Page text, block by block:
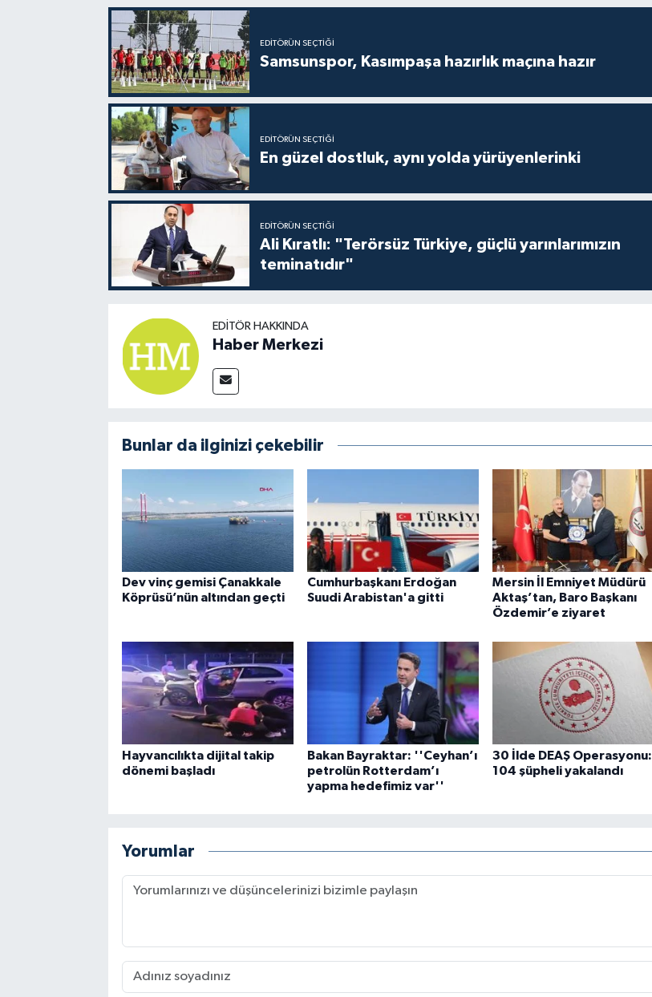
EDITÖRÜN SEÇTIĞI
Samsunspor, Kasımpaşa hazırlık maçına hazır
EDITÖRÜN SEÇTIĞI
En güzel dostluk, aynı yolda yürüyenlerinki
EDITÖRÜN SEÇTIĞI
Ali Kıratlı: "Terörsüz Türkiye, güçlü yarınlarımızın
teminatıdır"
EDITÖR HAKKINDA
Haber Merkezi
Bunlar da ilginizi çekebilir
Dev vinç gemisi Çanakkale
Köprüsü’nün altından geçti
Cumhurbaşkanı Erdoğan
Suudi Arabistan'a gitti
Mersin İl Emniyet Müdürü
Aktaş’tan, Baro Başkanı
Özdemir’e ziyaret
Hayvancılıkta dijital takip
dönemi başladı
Bakan Bayraktar: ''Ceyhan’ı
petrolün Rotterdam’ı
yapma hedefimiz var''
30 İlde DEAŞ Operasyonu:
104 şüpheli yakalandı
Yorumlar